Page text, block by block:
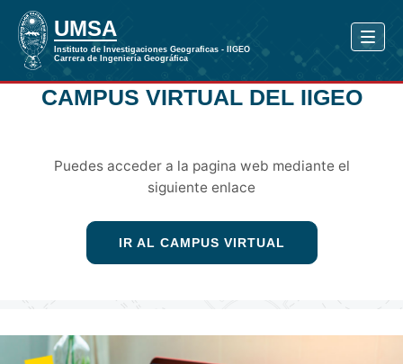
CAMPUS VIRTUAL DEL IIGEO
Puedes acceder a la pagina web mediante el
siguiente enlace
IR AL CAMPUS VIRTUAL